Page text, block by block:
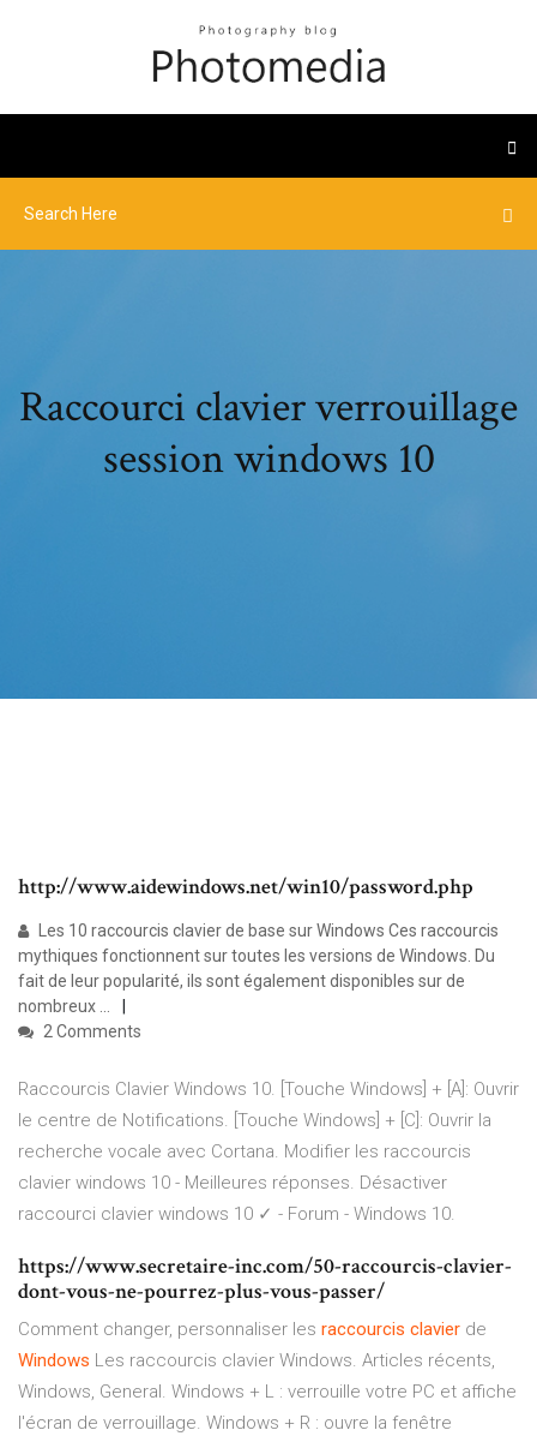
Raccourci clavier verrouillage
session windows 10
http://www.aidewindows.net/win10/password.php
Les 10 raccourcis clavier de base sur Windows Ces raccourcis
mythiques fonctionnent sur toutes les versions de Windows. Du
fait de leur popularité, ils sont également disponibles sur de
nombreux ...
2 Comments
Raccourcis Clavier Windows 10. [Touche Windows] + [A]: Ouvrir
le centre de Notifications. [Touche Windows] + [C]: Ouvrir la
recherche vocale avec Cortana. Modifier les raccourcis
clavier windows 10 - Meilleures réponses. Désactiver
raccourci clavier windows 10 ✓ - Forum - Windows 10.
https://www.secretaire-inc.com/50-raccourcis-clavier-
dont-vous-ne-pourrez-plus-vous-passer/
Comment changer, personnaliser les raccourcis clavier de
Windows Les raccourcis clavier Windows. Articles récents,
Windows, General. Windows + L : verrouille votre PC et affiche
l'écran de verrouillage. Windows + R : ouvre la fenêtre